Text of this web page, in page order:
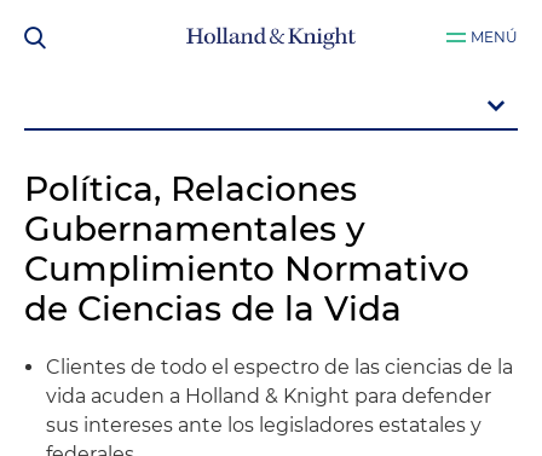
MENÚ
Política, Relaciones
Gubernamentales y
Cumplimiento Normativo
de Ciencias de la Vida
Clientes de todo el espectro de las ciencias de la
vida acuden a Holland & Knight para defender
sus intereses ante los legisladores estatales y